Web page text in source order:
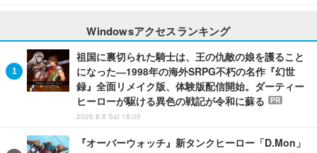
Windowsアクセスランキング
祖国に裏切られた騎士は、王の仇敵の娘を護ること
になった―1998年の海外SRPG不朽の名作『幻世
録』全面リメイク版、体験版配信開始。ダーティー
ヒーローが駆ける異色の戦記が令和に蘇る
PR
2026.8.8 Sat 18:00
『オーバーウォッチ』新タンクヒーロー「D.Mon」